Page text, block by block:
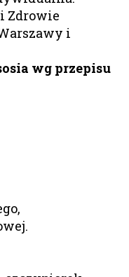
Zdrowie
i
wg przepisu